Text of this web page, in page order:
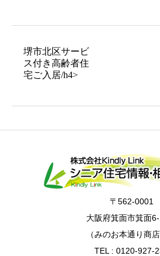
堺市北区サービ
ス付き高齢者住
宅ご入居/h4>
〒562-0001
大阪府箕面市箕面
（みのお本通り商店
TEL : 0120-927-